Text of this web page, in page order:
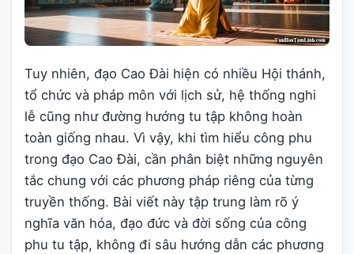
Tuy nhiên, đạo Cao Đài hiện có nhiều Hội thánh,
tổ chức và pháp môn với lịch sử, hệ thống nghi
lễ cũng như đường hướng tu tập không hoàn
toàn giống nhau. Vì vậy, khi tìm hiểu công phu
trong đạo Cao Đài, cần phân biệt những nguyên
tắc chung với các phương pháp riêng của từng
truyền thống. Bài viết này tập trung làm rõ ý
nghĩa văn hóa, đạo đức và đời sống của công
phu tu tập, không đi sâu hướng dẫn các phương